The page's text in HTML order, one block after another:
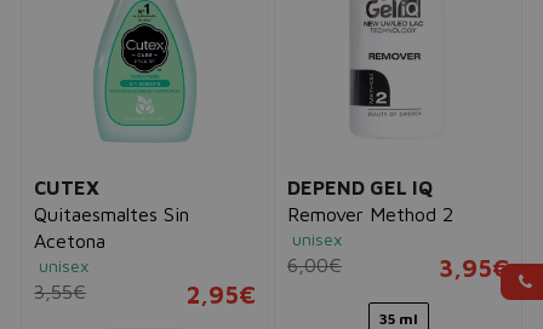
CUTEX
Quitaesmaltes Sin
Acetona
unisex
3,55€ 2,95€
DEPEND GEL IQ
Remover Method 2
unisex
6,00€ 3,95€
35 ml